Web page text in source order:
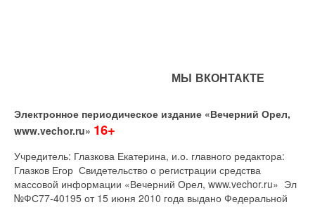
МЫ ВКОНТАКТЕ
Электронное периодическое издание «Вечерний Орел,
www.vechor.ru» 16+
Учредитель: Глазкова Екатерина, и.о. главного редактора:
Глазков Егор Свидетельство о регистрации средства
массовой информации «Вечерний Орел, www.vechor.ru» Эл
№ФС77-40195 от 15 июня 2010 года выдано Федеральной